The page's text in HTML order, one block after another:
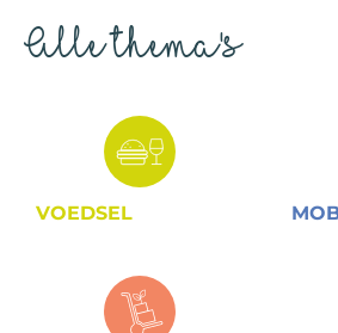
Alle thema's
VOEDSEL